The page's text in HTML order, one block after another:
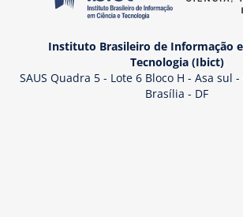
Instituto Brasileiro de Informação
Tecnologia (Ibict)
SAUS Quadra 5 - Lote 6 Bloco H - Asa sul -
Brasília - DF